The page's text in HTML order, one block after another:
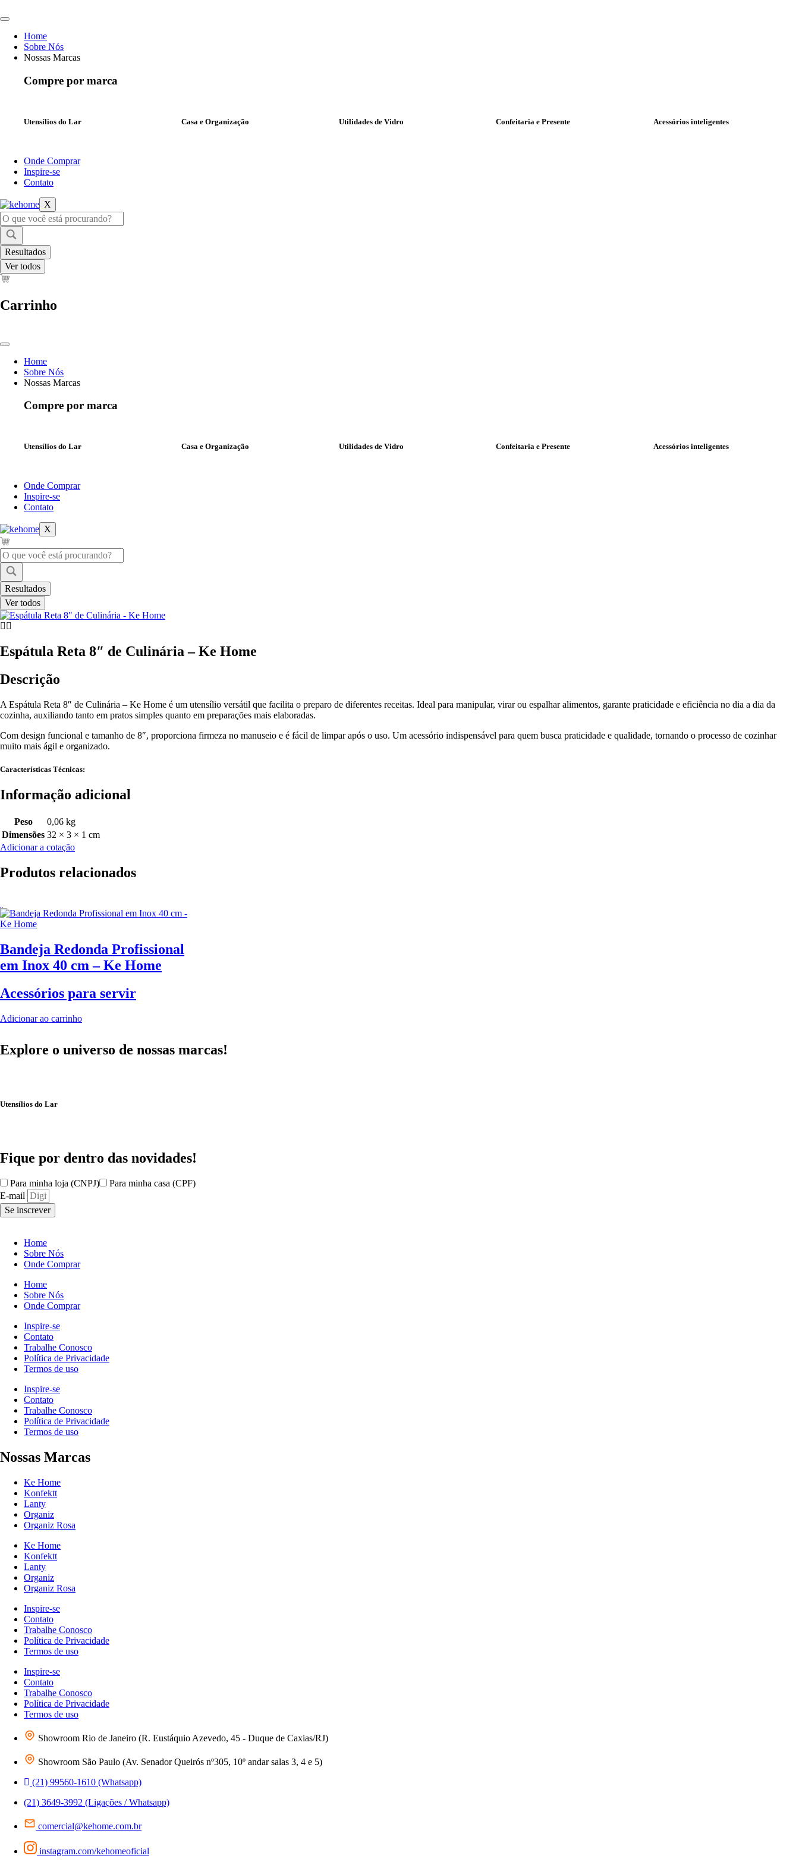
para
conteúdoHome
Sobre Nós
Nossas Marcas
Compre por marca
Utensílios do Lar Casa e Organização Utilidades de Vidro Confeitaria e Presente Acessórios inteligentes
Onde Comprar
Inspire-se
Contato
X
Pesquisar
...
Resultados
Ver todos
Carrinho
Home
Sobre Nós
Nossas Marcas
Compre por marca
Utensílios do Lar Casa e Organização Utilidades de Vidro Confeitaria e Presente Acessórios inteligentes
Onde Comprar
Inspire-se
Contato
X
Pesquisar
...
Resultados
Ver todos
Espátula Reta 8″ de Culinária – Ke Home
Descrição
A Espátula Reta 8″ de Culinária – Ke Home é um utensílio versátil que facilita o preparo de diferentes receitas. Ideal para manipular, virar ou espalhar alimentos, garante praticidade e eficiência no dia a dia da
cozinha, auxiliando tanto em pratos simples quanto em preparações mais elaboradas.
Com design funcional e tamanho de 8″, proporciona firmeza no manuseio e é fácil de limpar após o uso. Um acessório indispensável para quem busca praticidade e qualidade, tornando o processo de cozinhar
muito mais ágil e organizado.
Características Técnicas:
Informação adicional
Peso
0,06 kg
Dimensões 32 × 3 × 1 cm
Adicionar a cotação
Produtos relacionados
Bandeja Redonda Profissional
em Inox 40 cm – Ke Home
Acessórios para servir
Adicionar ao carrinho
Explore o universo de nossas marcas!
Utensílios do Lar
Fique por dentro das novidades!
Para minha loja (CNPJ)
Para minha casa (CPF)
E-mail
Se inscrever
Home
Sobre Nós
Onde Comprar
Home
Sobre Nós
Onde Comprar
Inspire-se
Contato
Trabalhe Conosco
Política de Privacidade
Termos de uso
Inspire-se
Contato
Trabalhe Conosco
Política de Privacidade
Termos de uso
Nossas Marcas
Ke Home
Konfektt
Lanty
Organiz
Organiz Rosa
Ke Home
Konfektt
Lanty
Organiz
Organiz Rosa
Inspire-se
Contato
Trabalhe Conosco
Política de Privacidade
Termos de uso
Inspire-se
Contato
Trabalhe Conosco
Política de Privacidade
Termos de uso
Showroom Rio de Janeiro (R. Eustáquio Azevedo, 45 - Duque de Caxias/RJ)
Showroom São Paulo (Av. Senador Queirós nº305, 10º andar salas 3, 4 e 5)
(21) 99560-1610 (Whatsapp)
(21) 3649-3992 (Ligações / Whatsapp)
comercial@kehome.com.br
instagram.com/kehomeoficial